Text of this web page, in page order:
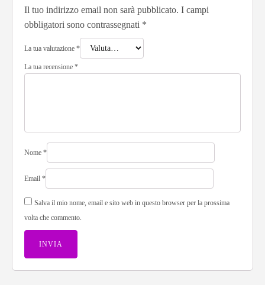
Il tuo indirizzo email non sarà pubblicato. I campi
obbligatori sono contrassegnati *
La tua valutazione *
La tua recensione *
Nome *
Email *
Salva il mio nome, email e sito web in questo browser per la prossima
volta che commento.